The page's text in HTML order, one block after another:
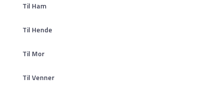
Til Ham
Til Hende
Til Mor
Til Venner